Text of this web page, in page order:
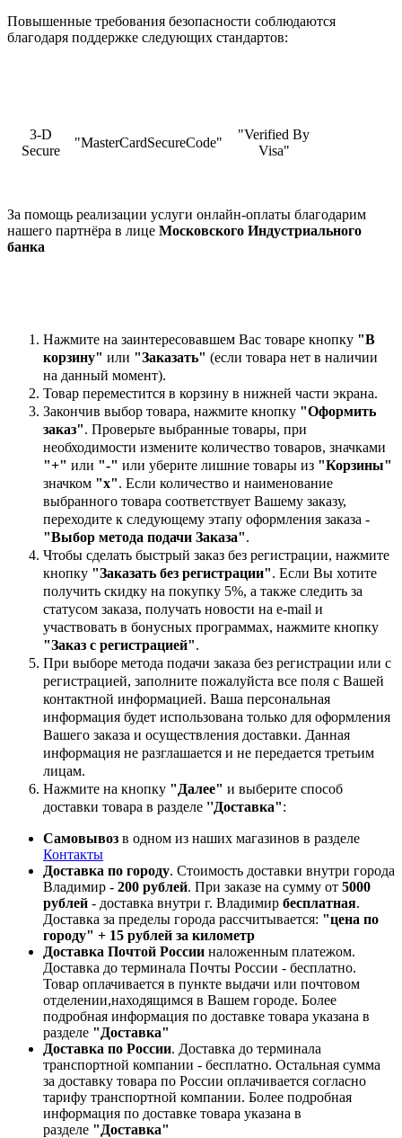
Повышенные требования безопасности соблюдаются
благодаря поддержке следующих стандартов:
3-D
Secure
"MasterCardSecureCode"
"Verified By
Visa"
За помощь реализации услуги онлайн-оплаты благодарим
нашего партнёра в лице Московского Индустриального
банка
Нажмите на заинтересовавшем Вас товаре кнопку "В
корзину" или "Заказать" (если товара нет в наличии
на данный момент).
Товар переместится в корзину в нижней части экрана.
Закончив выбор товара, нажмите кнопку "Оформить
заказ". Проверьте выбранные товары, при
необходимости измените количество товаров, значками
"+" или "-" или уберите лишние товары из "Корзины"
значком "х". Если количество и наименование
выбранного товара соответствует Вашему заказу,
переходите к следующему этапу оформления заказа -
"Выбор метода подачи Заказа".
Чтобы сделать быстрый заказ без регистрации, нажмите
кнопку "Заказать без регистрации". Если Вы хотите
получить скидку на покупку 5%, а также следить за
статусом заказа, получать новости на e-mail и
участвовать в бонусных программах, нажмите кнопку
"Заказ с регистрацией".
При выборе метода подачи заказа без регистрации или с
регистрацией, заполните пожалуйста все поля с Вашей
контактной информацией. Ваша персональная
информация будет использована только для оформления
Вашего заказа и осуществления доставки. Данная
информация не разглашается и не передается третьим
лицам.
Нажмите на кнопку "Далее" и выберите способ
доставки товара в разделе ''Доставка":
Самовывоз в одном из наших магазинов в разделе
Контакты
Доставка по городу. Стоимость доставки внутри города
Владимир - 200 рублей. При заказе на сумму от 5000
рублей - доставка внутри г. Владимир бесплатная.
Доставка за пределы города рассчитывается: "цена по
городу" + 15 рублей за километр
Доставка Почтой России наложенным платежом.
Доставка до терминала Почты России - бесплатно.
Товар оплачивается в пункте выдачи или почтовом
отделении,находящимся в Вашем городе. Более
подробная информация по доставке товара указана в
разделе "Доставка"
Доставка по России. Доставка до терминала
транспортной компании - бесплатно. Остальная сумма
за доставку товара по России оплачивается согласно
тарифу транспортной компании. Более подробная
информация по доставке товара указана в
разделе "Доставка"